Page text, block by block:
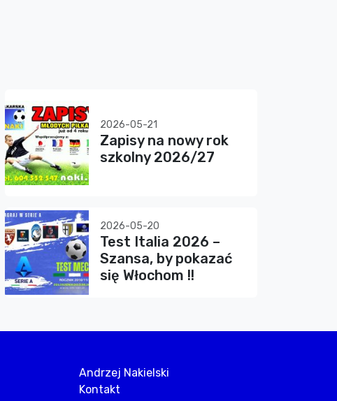
2026-05-21
Zapisy na nowy rok
szkolny 2026/27
2026-05-20
Test Italia 2026 –
Szansa, by pokazać
się Włochom !!
Andrzej Nakielski
Kontakt